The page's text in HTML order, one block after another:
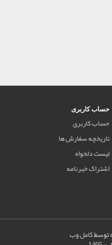
حساب کاربری
حساب کاربری
تاریخچه سفارش ها
لیست دلخواه
اشتراک خبرنامه
توسطکامل وب